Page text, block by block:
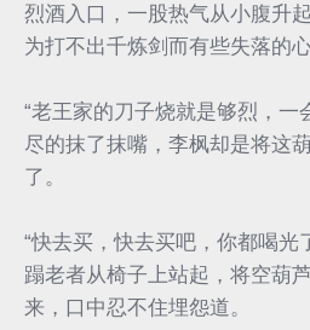
烈酒入口，一股热气从小腹升
为打不出千炼剑而有些失落的
“老王家的刀子烧就是够烈，一
尽的抹了抹嘴，李枫却是将这
了。
“快去买，快去买吧，你都喝光
蹋老者从椅子上站起，将空葫
来，口中忍不住埋怨道。